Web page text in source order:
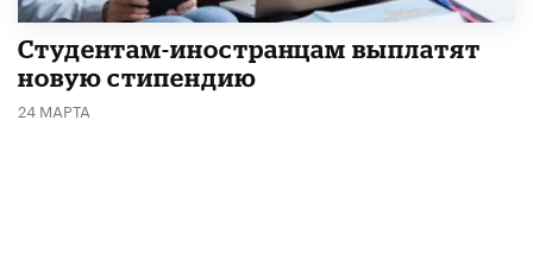
Студентам-иностранцам выплатят
новую стипендию
24 МАРТА